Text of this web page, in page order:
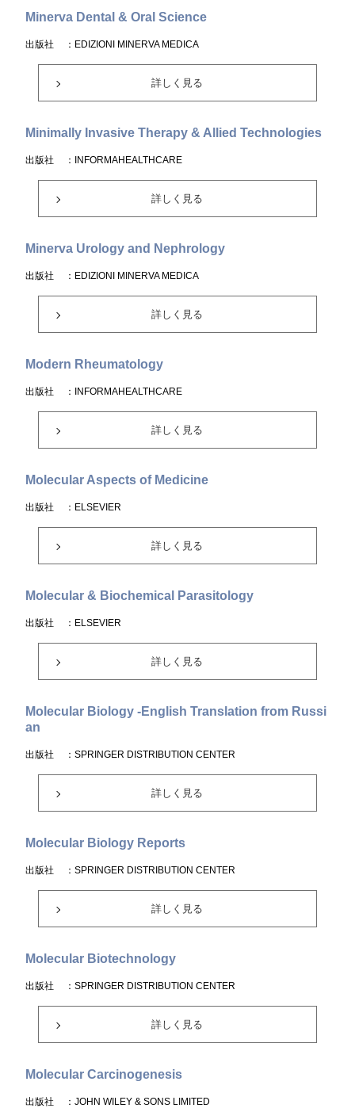
Minerva Dental & Oral Science
出版社 ：EDIZIONI MINERVA MEDICA
詳しく見る
Minimally Invasive Therapy & Allied Technologies
出版社 ：INFORMAHEALTHCARE
詳しく見る
Minerva Urology and Nephrology
出版社 ：EDIZIONI MINERVA MEDICA
詳しく見る
Modern Rheumatology
出版社 ：INFORMAHEALTHCARE
詳しく見る
Molecular Aspects of Medicine
出版社 ：ELSEVIER
詳しく見る
Molecular & Biochemical Parasitology
出版社 ：ELSEVIER
詳しく見る
Molecular Biology -English Translation from Russi
an
出版社 ：SPRINGER DISTRIBUTION CENTER
詳しく見る
Molecular Biology Reports
出版社 ：SPRINGER DISTRIBUTION CENTER
詳しく見る
Molecular Biotechnology
出版社 ：SPRINGER DISTRIBUTION CENTER
詳しく見る
Molecular Carcinogenesis
出版社 ：JOHN WILEY & SONS LIMITED